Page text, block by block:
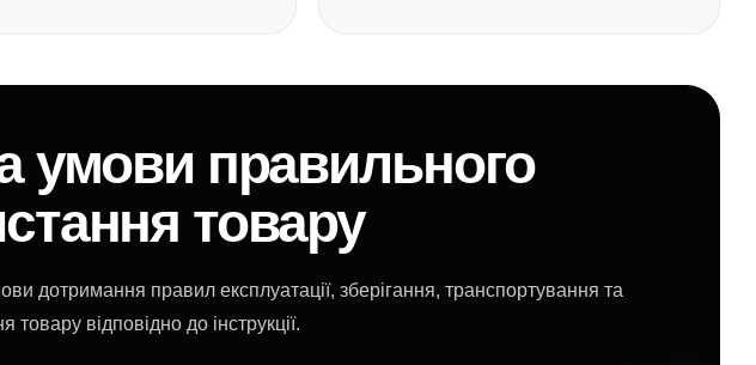
умови правильного
товару
дотримання правил експлуатації, зберігання, транспортування та
товару відповідно до інструкції.